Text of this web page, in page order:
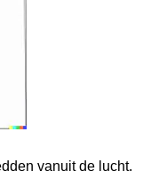
vanuit de lucht.